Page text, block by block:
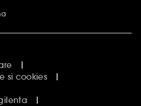
si cookies